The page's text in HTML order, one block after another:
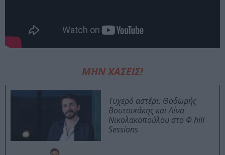
ΜΗΝ ΧΑΣΕΙΣ!
Τυχερό αστέρι: Θοδωρής
Βουτσικάκης και Λίνα
Νικολακοπούλου στο Φ hill
Sessions